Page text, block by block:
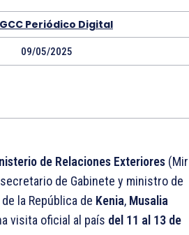
GCC Periódico Digital
09/05/2025
de Relaciones Exteriores
de Gabinete y ministro de
la República de Kenia, Musalia
visita oficial al país del 11 al 13 de